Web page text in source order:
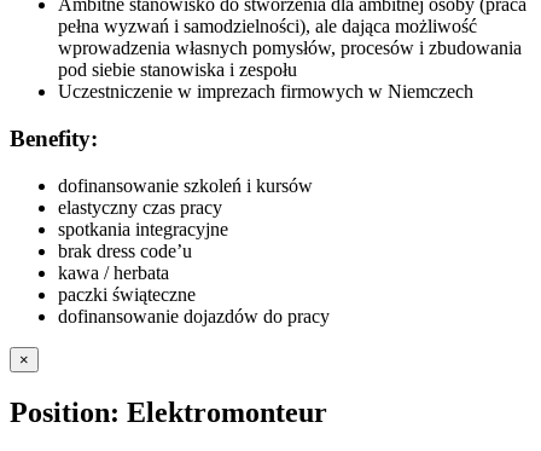
Ambitne stanowisko do stworzenia dla ambitnej osoby (praca
pełna wyzwań i samodzielności), ale dająca możliwość
wprowadzenia własnych pomysłów, procesów i zbudowania
pod siebie stanowiska i zespołu
Uczestniczenie w imprezach firmowych w Niemczech
Benefity:
dofinansowanie szkoleń i kursów
elastyczny czas pracy
spotkania integracyjne
brak dress code’u
kawa / herbata
paczki świąteczne
dofinansowanie dojazdów do pracy
×
Position: Elektromonteur